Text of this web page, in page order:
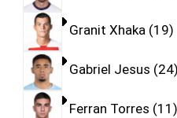
Granit Xhaka 19
Gabriel Jesus 24
Ferran Torres 11